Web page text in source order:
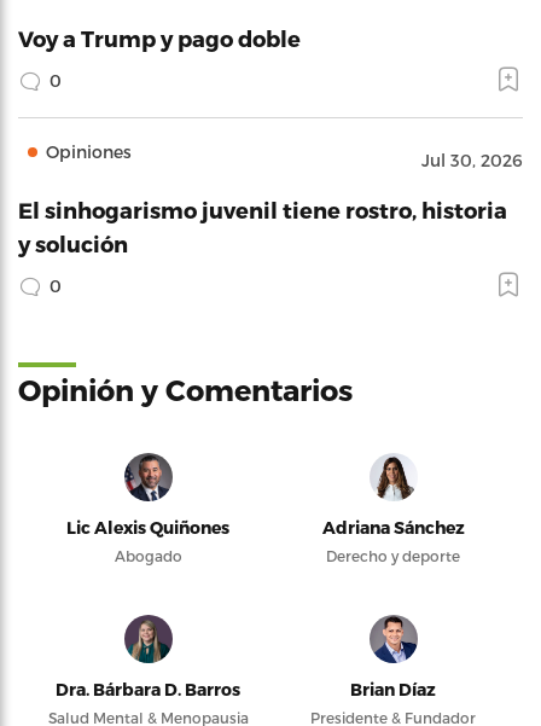
Voy a Trump y pago doble
0
Opiniones Jul 30, 2026
El sinhogarismo juvenil tiene rostro, historia
y solución
0
Opinión y Comentarios
Lic Alexis Quiñones
Abogado
Adriana Sánchez
Derecho y deporte
Dra. Bárbara D. Barros
Salud Mental & Menopausia
Brian Díaz
Presidente & Fundador